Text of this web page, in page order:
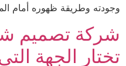
وطريقة ظهوره أمام
تصميم
الجهة التي